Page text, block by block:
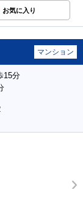
お気に入り
マンション
15分